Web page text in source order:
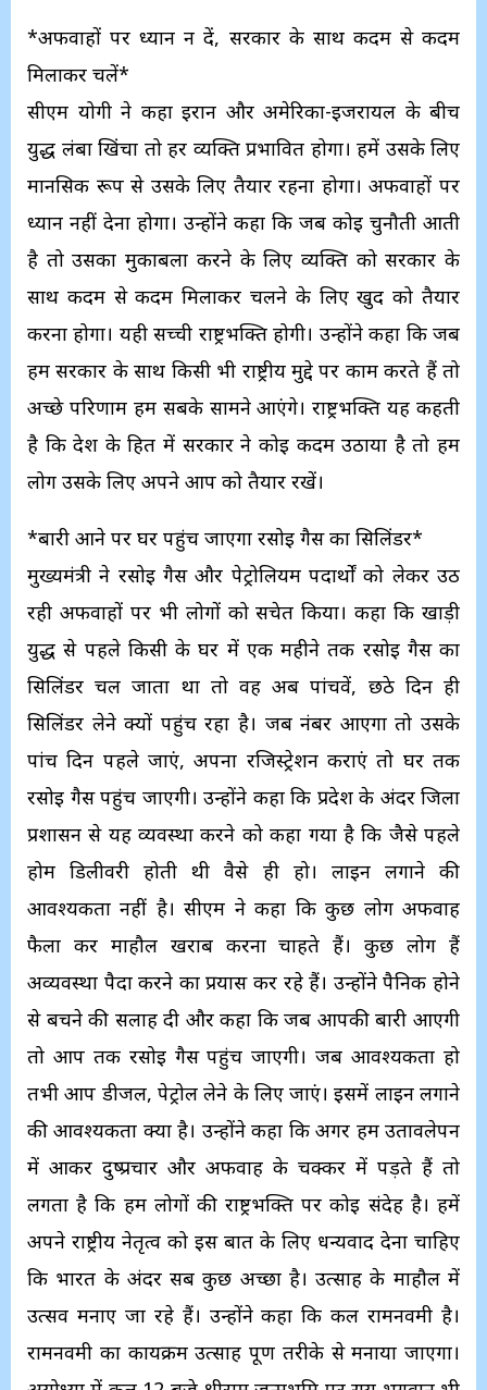
*अफवाहों पर ध्यान न दें, सरकार के साथ कदम से कदम
मिलाकर चलें*
सीएम योगी ने कहा ईरान और अमेरिका-इजरायल के बीच
युद्ध लंबा खिंचा तो हर व्यक्ति प्रभावित होगा। हमें उसके लिए
मानसिक रूप से उसके लिए तैयार रहना होगा। अफवाहों पर
ध्यान नहीं देना होगा। उन्होंने कहा कि जब कोई चुनौती आती
है तो उसका मुकाबला करने के लिए व्यक्ति को सरकार के
साथ कदम से कदम मिलाकर चलने के लिए खुद को तैयार
करना होगा। यही सच्ची राष्ट्रभक्ति होगी। उन्होंने कहा कि जब
हम सरकार के साथ किसी भी राष्ट्रीय मुद्दे पर काम करते हैं तो
अच्छे परिणाम हम सबके सामने आएंगे। राष्ट्रभक्ति यह कहती
है कि देश के हित में सरकार ने कोई कदम उठाया है तो हम
लोग उसके लिए अपने आप को तैयार रखें।
*बारी आने पर घर पहुंच जाएगा रसोई गैस का सिलिंडर*
मुख्यमंत्री ने रसोई गैस और पेट्रोलियम पदार्थों को लेकर उठ
रही अफवाहों पर भी लोगों को सचेत किया। कहा कि खाड़ी
युद्ध से पहले किसी के घर में एक महीने तक रसोई गैस का
सिलिंडर चल जाता था तो वह अब पांचवें, छठे दिन ही
सिलिंडर लेने क्यों पहुंच रहा है। जब नंबर आएगा तो उसके
पांच दिन पहले जाएं, अपना रजिस्ट्रेशन कराएं तो घर तक
रसोई गैस पहुंच जाएगी। उन्होंने कहा कि प्रदेश के अंदर जिला
प्रशासन से यह व्यवस्था करने को कहा गया है कि जैसे पहले
होम डिलीवरी होती थी वैसे ही हो। लाइन लगाने की
आवश्यकता नहीं है। सीएम ने कहा कि कुछ लोग अफवाह
फैला कर माहौल खराब करना चाहते हैं। कुछ लोग हैं
अव्यवस्था पैदा करने का प्रयास कर रहे हैं। उन्होंने पैनिक होने
से बचने की सलाह दी और कहा कि जब आपकी बारी आएगी
तो आप तक रसोई गैस पहुंच जाएगी। जब आवश्यकता हो
तभी आप डीजल, पेट्रोल लेने के लिए जाएं। इसमें लाइन लगाने
की आवश्यकता क्या है। उन्होंने कहा कि अगर हम उतावलेपन
में आकर दुष्प्रचार और अफवाह के चक्कर में पड़ते हैं तो
लगता है कि हम लोगों की राष्ट्रभक्ति पर कोई संदेह है। हमें
अपने राष्ट्रीय नेतृत्व को इस बात के लिए धन्यवाद देना चाहिए
कि भारत के अंदर सब कुछ अच्छा है। उत्साह के माहौल में
उत्सव मनाए जा रहे हैं। उन्होंने कहा कि कल रामनवमी है।
रामनवमी का कार्यक्रम उत्साह पूर्ण तरीके से मनाया जाएगा।